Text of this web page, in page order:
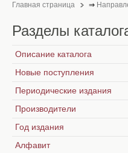
Главная страница ⇒
Разделы
Описание каталога
Новые поступления
Периодические издания
Производители
Год издания
Алфавит